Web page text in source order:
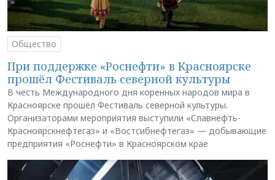
Общество
При поддержке «Роснефти» в Красноярске
прошёл Фестиваль северной культуры
В честь Международного дня коренных народов мира в
Красноярске прошёл Фестиваль северной культуры.
Организаторами мероприятия выступили «Славнефть-
Красноярскнефтегаз» и «Востсибнефтегаз» — добывающие
предприятия «Роснефти» в Красноярском крае